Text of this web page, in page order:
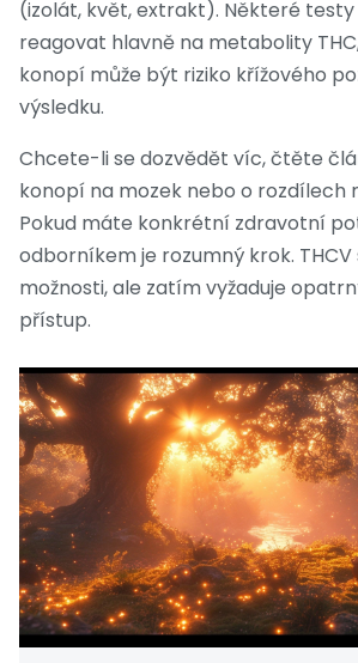
(izolát, květ, extrakt). Některé
reagovat hlavně na metabolity
konopí může být riziko křížového
výsledku.
Chcete-li se dozvědět víc, čtěte
konopí na mozek nebo o rozdílech
Pokud máte konkrétní zdravotní
odborníkem je rozumný krok. THCV
možnosti, ale zatím vyžaduje
přístup.